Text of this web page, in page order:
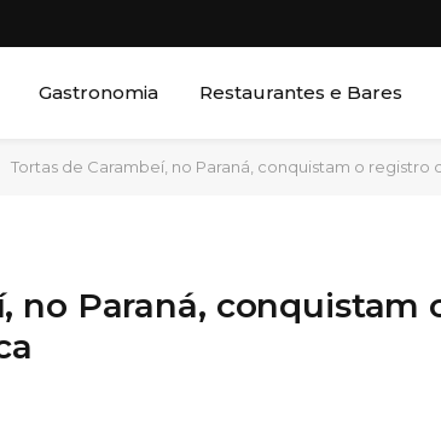
Gastronomia Restaurantes e Bares
Tortas de Carambeí, no Paraná, conquistam o registro
no Paraná, conquistam